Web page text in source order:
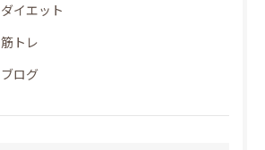
ダイエット
筋トレ
ブログ